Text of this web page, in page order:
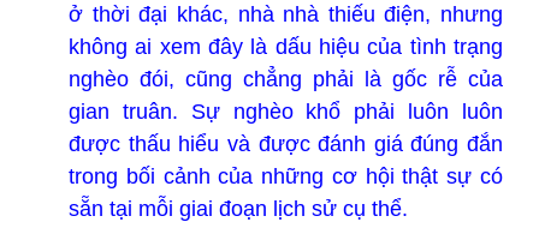
ở thời đại khác, nhà nhà thiếu điện, nhưng
không ai xem đây là dấu hiệu của tình trạng
nghèo đói, cũng chẳng phải là gốc rễ của
gian truân. Sự nghèo khổ phải luôn luôn
được thấu hiểu và được đánh giá đúng đắn
trong bối cảnh của những cơ hội thật sự có
sẵn tại mỗi giai đoạn lịch sử cụ thể.